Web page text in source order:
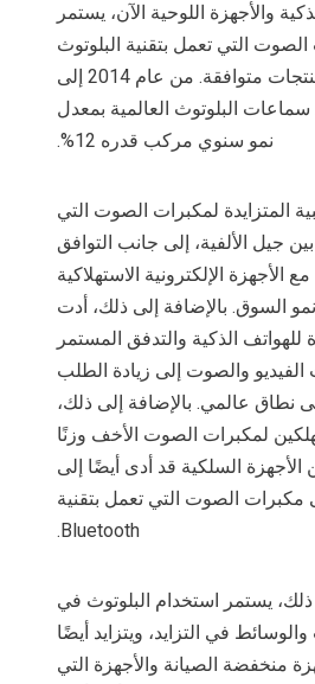
والأجهزة اللوحية الآن، يستمر
التي تعمل بتقنية البلوتوث
في الارتفاع لأنها منتجات متوافقة. من عام 2014 إلى
سوق سماعات البلوتوث العالمية بمعدل
نمو سنوي مركب قدره 12%.
المتزايدة لمكبرات الصوت التي
جيل الألفية، إلى جانب التوافق
الأجهزة الإلكترونية الاستهلاكية
السوق. بالإضافة إلى ذلك، أدت
للهواتف الذكية والتدفق المستمر
والصوت إلى زيادة الطلب
نطاق عالمي. بالإضافة إلى ذلك،
لمكبرات الصوت الأخف وزنًا
الأجهزة السلكية قد أدى أيضًا إلى
مكبرات الصوت التي تعمل بتقنية
Bluetooth.
ذلك، يستمر استخدام البلوتوث في
في التزايد، ويتزايد أيضًا
منخفضة الصيانة والأجهزة التي